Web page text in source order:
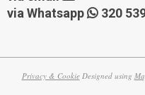
via Whatsapp
320
Privacy & CookieDesigned using